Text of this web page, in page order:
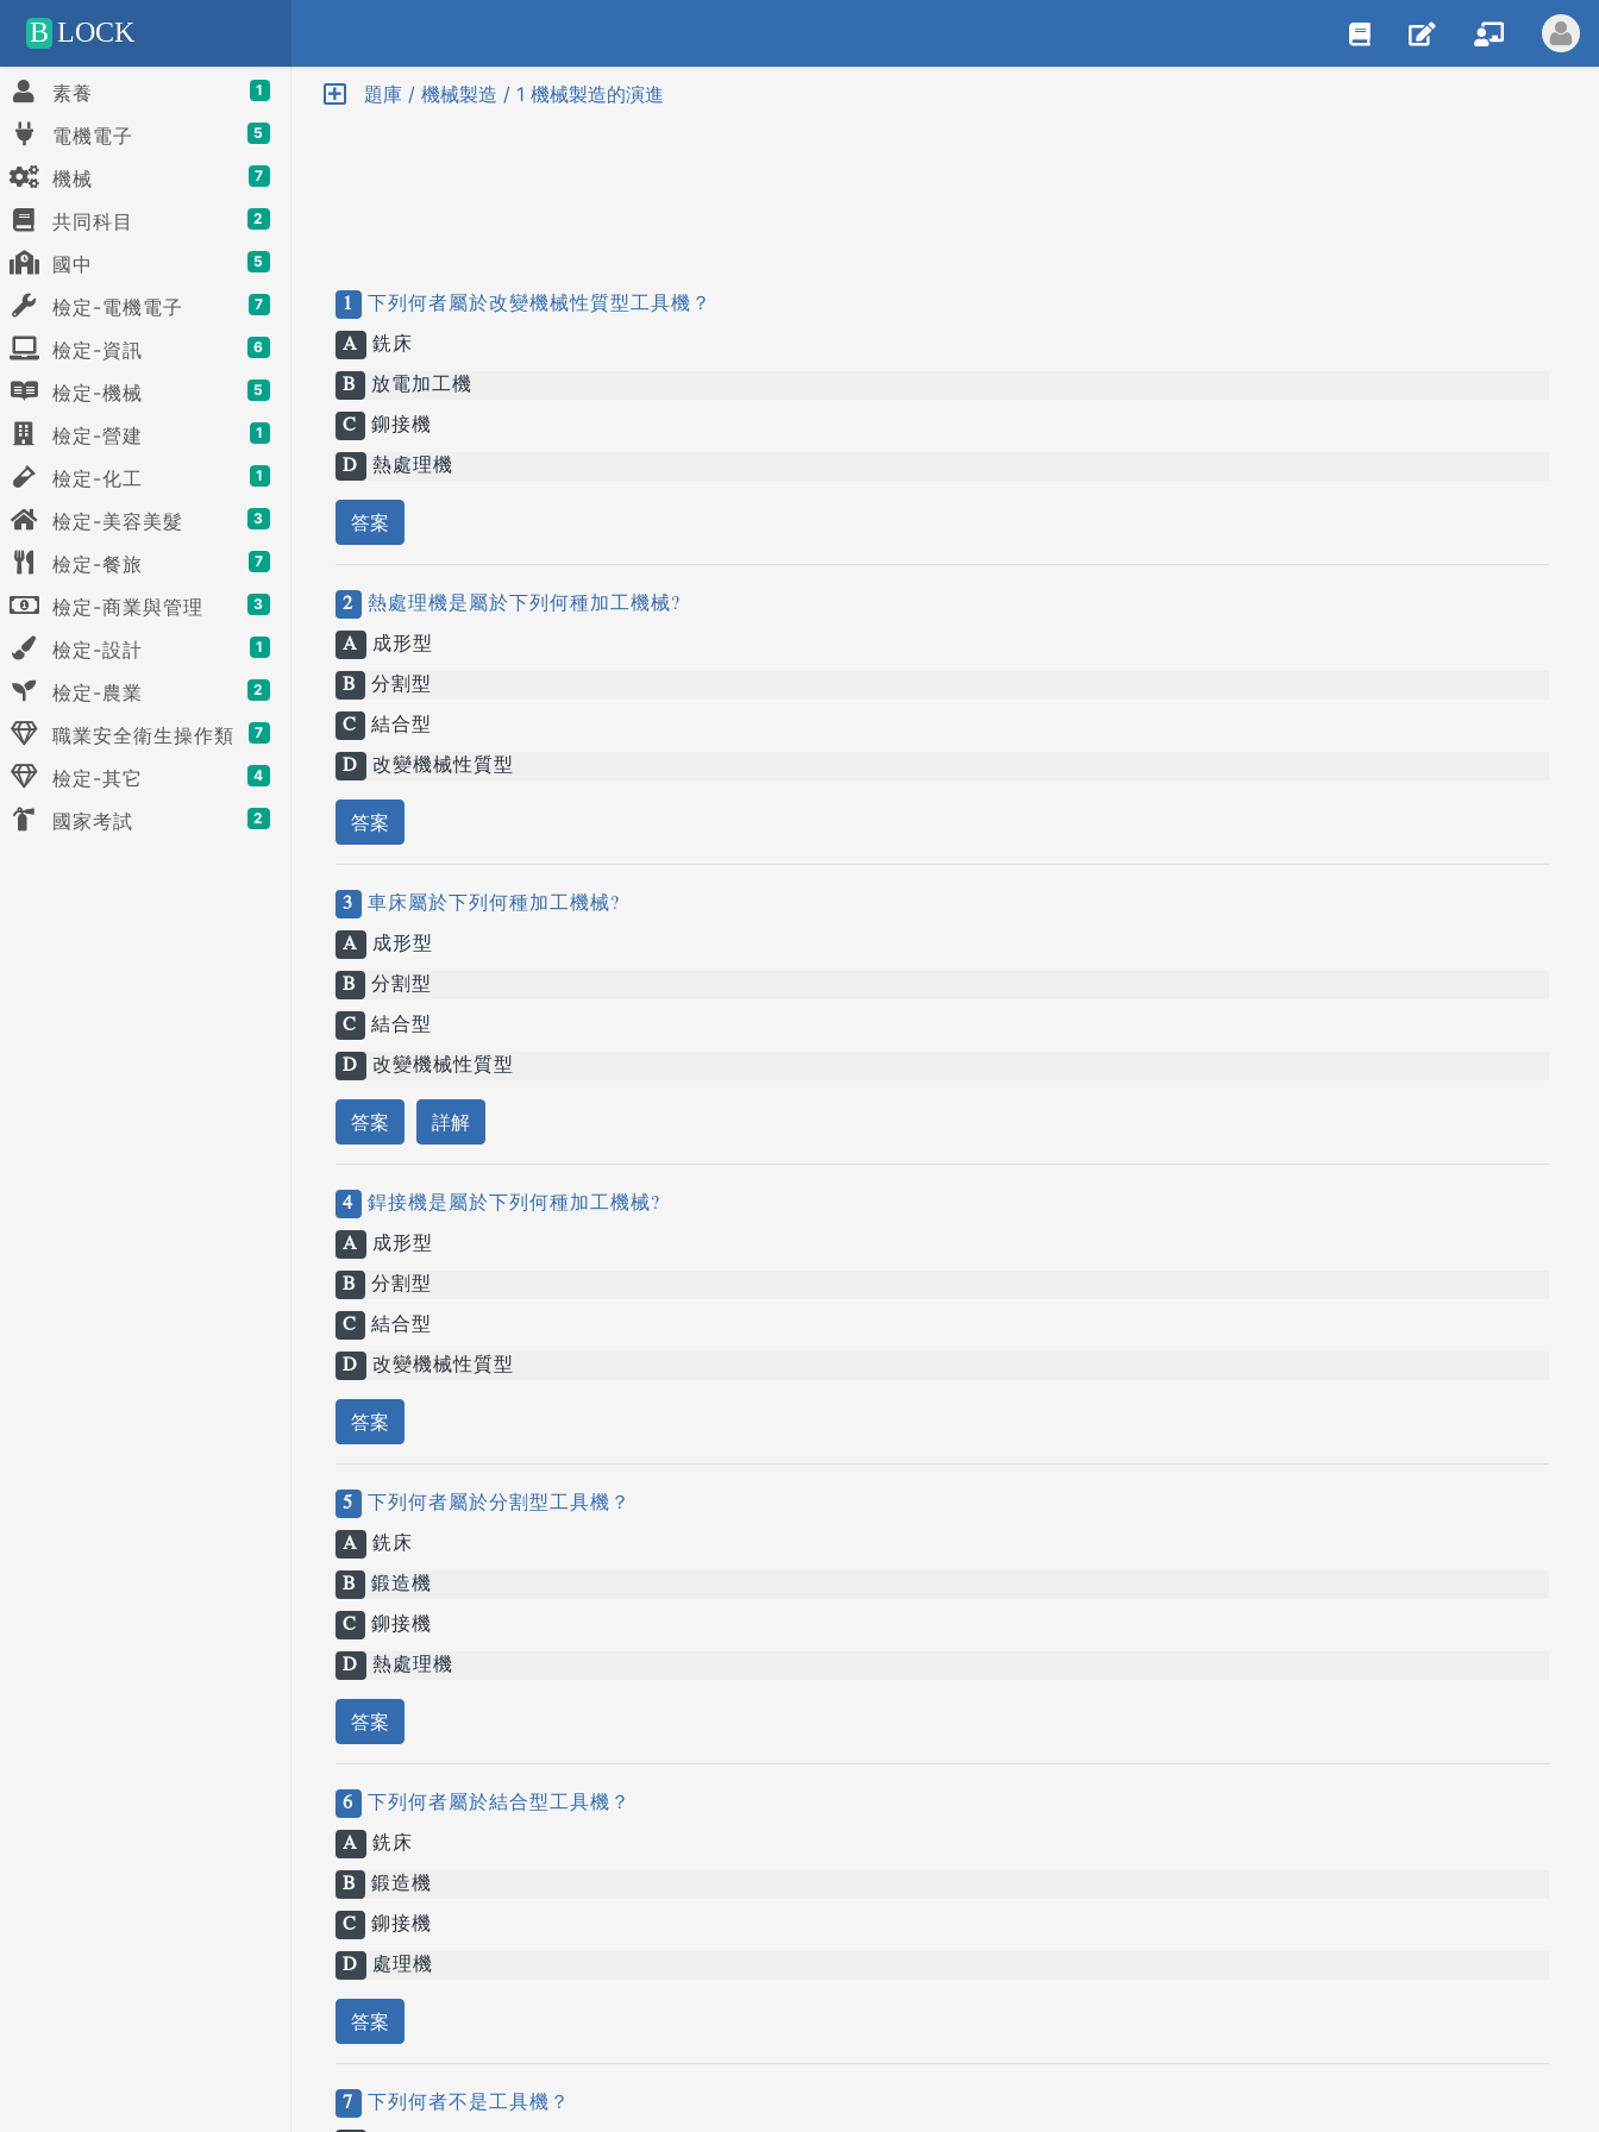
Positive SSL
B LOCK
素養 1
電機電子 5
機械 7
共同科目 2
國中 5
檢定-電機電子 7
檢定-資訊 6
檢定-機械 5
檢定-營建 1
檢定-化工 1
檢定-美容美髮 3
檢定-餐旅 7
檢定-商業與管理 3
檢定-設計 1
檢定-農業 2
職業安全衛生操作類 7
檢定-其它 4
國家考試 2
題庫 / 機械製造 / 1 機械製造的演進
1 下列何者屬於改變機械性質型工具機？
A 銑床
B 放電加工機
C 鉚接機
D 熱處理機
答案
2 熱處理機是屬於下列何種加工機械?
A 成形型
B 分割型
C 結合型
D 改變機械性質型
答案
3 車床屬於下列何種加工機械?
A 成形型
B 分割型
C 結合型
D 改變機械性質型
答案 詳解
4 銲接機是屬於下列何種加工機械?
A 成形型
B 分割型
C 結合型
D 改變機械性質型
答案
5 下列何者屬於分割型工具機？
A 銑床
B 鍛造機
C 鉚接機
D 熱處理機
答案
6 下列何者屬於結合型工具機？
A 銑床
B 鍛造機
C 鉚接機
D 處理機
答案
7 下列何者不是工具機？